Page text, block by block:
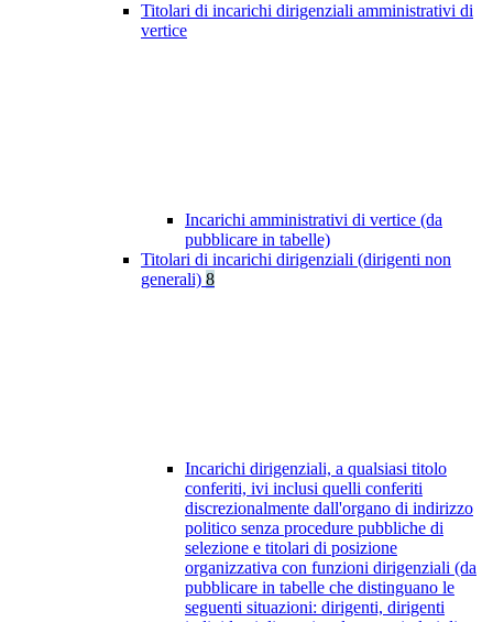
Titolari di incarichi dirigenziali amministrativi di
vertice
Incarichi amministrativi di vertice (da
pubblicare in tabelle)
Titolari di incarichi dirigenziali (dirigenti non
generali) 8
Incarichi dirigenziali, a qualsiasi titolo
conferiti, ivi inclusi quelli conferiti
discrezionalmente dall'organo di indirizzo
politico senza procedure pubbliche di
selezione e titolari di posizione
organizzativa con funzioni dirigenziali (da
pubblicare in tabelle che distinguano le
seguenti situazioni: dirigenti, dirigenti